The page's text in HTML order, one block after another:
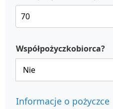
Współpożyczkobiorca?
Informacje o pożyczce